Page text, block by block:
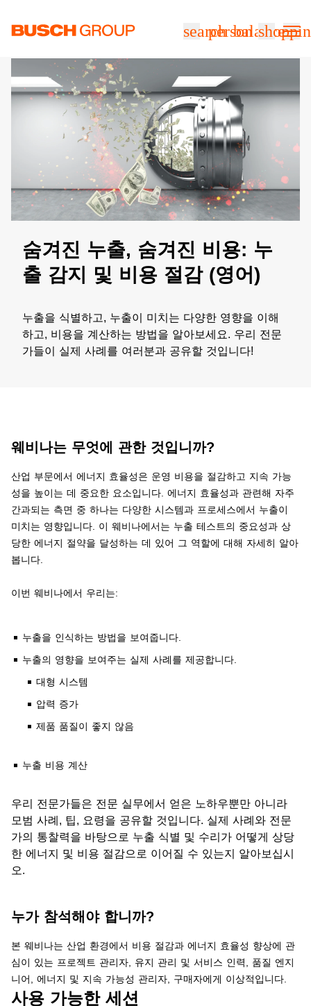
searchpersonbalance
숨겨진 누출, 숨겨진 비용: 누
출 감지 및 비용 절감 (영어)
누출을 식별하고, 누출이 미치는 다양한 영향을 이해
하고, 비용을 계산하는 방법을 알아보세요. 우리 전문
가들이 실제 사례를 여러분과 공유할 것입니다!
웨비나는 무엇에 관한 것입니까?
산업 부문에서 에너지 효율성은 운영 비용을 절감하고 지속 가능
성을 높이는 데 중요한 요소입니다. 에너지 효율성과 관련해 자주
간과되는 측면 중 하나는 다양한 시스템과 프로세스에서 누출이
미치는 영향입니다. 이 웨비나에서는 누출 테스트의 중요성과 상
당한 에너지 절약을 달성하는 데 있어 그 역할에 대해 자세히 알아
봅니다.
이번 웨비나에서 우리는:
누출을 인식하는 방법을 보여줍니다.
누출의 영향을 보여주는 실제 사례를 제공합니다.
대형 시스템
압력 증가
제품 품질이 좋지 않음
누출 비용 계산
우리 전문가들은 전문 실무에서 얻은 노하우뿐만 아니라
모범 사례, 팁, 요령을 공유할 것입니다. 실제 사례와 전문
가의 통찰력을 바탕으로 누출 식별 및 수리가 어떻게 상당
한 에너지 및 비용 절감으로 이어질 수 있는지 알아보십시
오.
누가 참석해야 합니까?
​본 웨비나는 산업 환경에서 비용 절감과 에너지 효율성 향상에 관
심이 있는 프로젝트 관리자, 유지 관리 및 서비스 인력, 품질 엔지
니어, 에너지 및 지속 가능성 관리자, 구매자에게 이상적입니다.
사용 가능한 세션